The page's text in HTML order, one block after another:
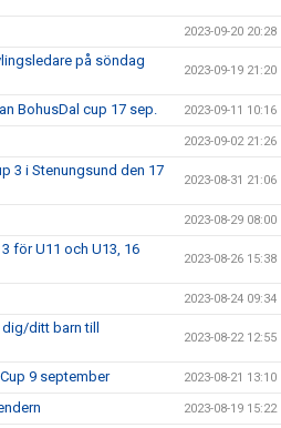
2023-09-20 20:28
på söndag
2023-09-19 21:20
BohusDal cup 17 sep. 2023-09-11 10:16
2023-09-02 21:26
3 i Stenungsund den 17
2023-08-31 21:06
2023-08-29 08:00
för U11 och U13, 16
2023-08-26 15:38
2023-08-24 09:34
ditt barn till
2023-08-22 12:55
9 september 2023-08-21 13:10
2023-08-19 15:22